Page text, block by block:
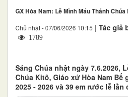
GX Hòa Nam: Lễ Mình Máu Thánh Chúa
Chủ nhật - 07/06/2026 10:15 | Tác giả
1789
Sáng Chúa nhật ngày 7.6.2026,
Chúa Kitô, Giáo xứ Hòa Nam Bế
2025 - 2026 và 39 em rước lễ lần